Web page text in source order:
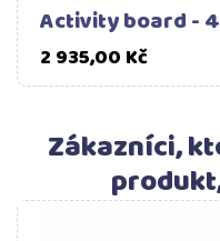
Activity board -
2 935,00 KčCena
Zákazníci,